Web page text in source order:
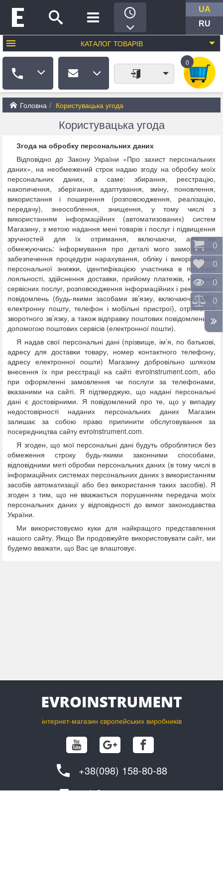
UA
RU
КАТАЛОГ ТОВАРІВ
0
Головна Користувацька угода
Користувацька угода
Згода на обробку персональних даних
Відповідно до Закону України «Про захист персональних
даних», на необмежений строк надаю згоду на обробку моїх
персональних даних, а саме: збирання, реєстрацію,
накопичення, зберігання, адаптування, зміну, поновлення,
використання і поширення (розповсюдження, реалізацію,
передачу), знеособлення, знищення, у тому числі з
використанням інформаційних (автоматизованих) систем
Магазину, з метою надання мені товарів і послуг і підвищення
зручностей для їх отримання, включаючи, але не
обмежуючись: інформування про деталі мого замовлення,
забезпечення процедури нарахування, обліку і використання
персональної знижки, ідентифікацією участника в програмі
лояльності, здійснення доставки, прийому платежів, надання
сервісних послуг, розповсюдження інформаційних і рекламних
повідомлень (будь-якими засобами зв’язку, включаючи SMS,
електронну пошту, телефон і мобільні пристрої), отримання
зворотного зв’язку, а також відправку поштових повідомлень за
допомогою поштових сервісів (електронної пошти).
Я надав свої персональні дані (прізвище, ім’я, по батькові,
адресу для доставки товару, номер контактного телефону,
адресу електронної пошти) Магазину добровільно шляхом
внесення їх при реєстрації на сайті evroinstrument.com, або
при оформленні замовлення чи послуги за телефонами,
вказаними на сайті. Я підтверджую, що надані персональні
дані є достовірними. Я повідомлений про те, що у випадку
недостовірності наданих персональних даних Магазин
залишає за собою право припинити обслуговування за
посередництва сайту evroinstrument.com.
Я згоден, що мої персональні дані будуть оброблятися без
обмеження строку будь-якими законними способами,
відповідними меті обробки персональних даних (в тому числі в
інформаційних системах персональних даних з використанням
засобів автоматизації або без використання таких засобів). Я
згоден з тим, що не вважається порушенням передача моїх
персональних даних у відповідності до вимог законодавства
України.
Ми використовуємо куки для найкращого представлення
нашого сайту. Якщо Ви продовжуйте використовувати сайт, ми
будемо вважати, що Вас це влаштовує.
інтернет-магазин європейських виробників
+38(098) 158-80-88
info@evroinstrument.com
0
0
0
0